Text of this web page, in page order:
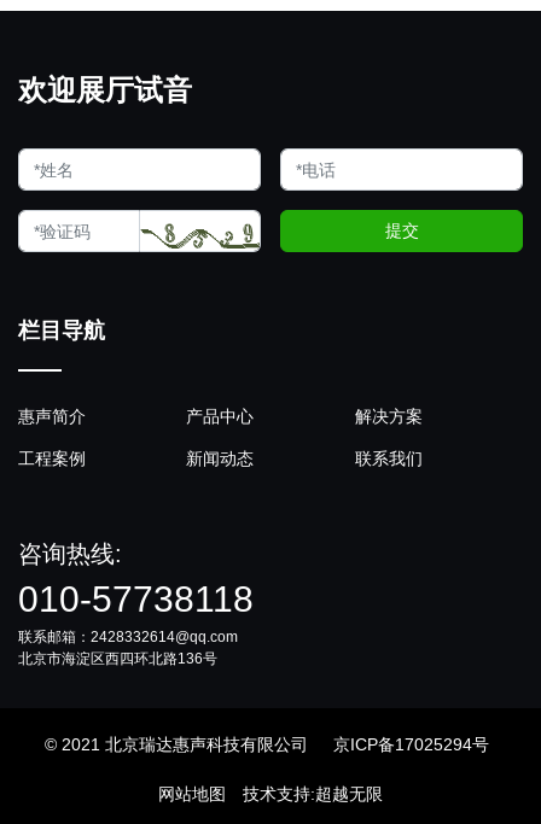
欢迎展厅试音
提交
栏目导航
惠声简介 产品中心 解决方案
工程案例 新闻动态 联系我们
咨询热线:
010-57738118
联系邮箱：2428332614@qq.com
北京市海淀区西四环北路136号
© 2021 北京瑞达惠声科技有限公司 京ICP备17025294号
网站地图 技术支持:超越无限